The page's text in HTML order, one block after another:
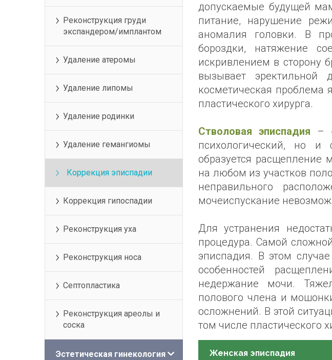
Реконструкция груди
экспандером/имплантом
Удаление атеромы
Удаление липомы
Удаление родинки
Удаление гемангиомы
Коррекция эписпадии
Коррекция гипоспадии
Реконструкция уха
Реконструкция носа
Септопластика
Реконструкция ареолы и
соска
Эстетическая гинекология
допускаемые будущей
питание, нарушение
аномалия головки. В
бороздки, натяжение
искривлением в сторону
вызывает
косметическая проблема
пластического хирурга.
Стволовая эписпадия
–
психологический, но и
образуется расщепление
на любом из участков
неправильного
мочеиспускание
Для устранения
процедура. Самой
эписпадия. В этом случае
особенностей
недержание мочи.
полового члена и
осложнений. В этой
том числе пластического
Женская эписпадия